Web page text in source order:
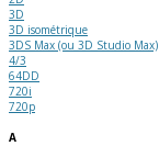
3D
3D isométrique
3DS Max (ou 3D Studio Max)
4/3
64DD
720i
720p
A